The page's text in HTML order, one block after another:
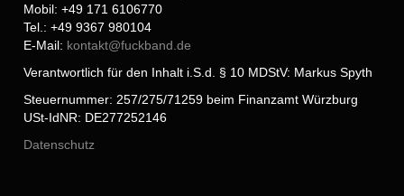
Mobil: +49 171 6106770
Tel.: +49 9367 980104
E-Mail: kontakt@fuckband.de
Verantwortlich für den Inhalt i.S.d. § 10 MDStV: Markus Spyth
Steuernummer: 257/275/71259 beim Finanzamt Würzburg
USt-IdNR: DE277252146
Datenschutz